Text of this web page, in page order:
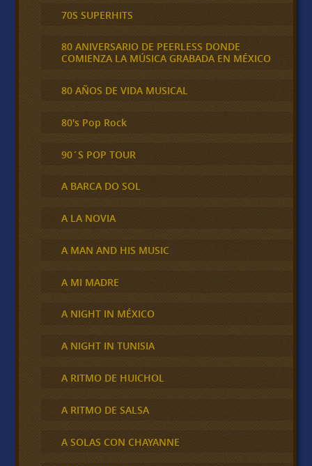
70S SUPERHITS
80 ANIVERSARIO DE PEERLESS DONDE
COMIENZA LA MÚSICA GRABADA EN MÉXICO
80 AÑOS DE VIDA MUSICAL
80's Pop Rock
90´S POP TOUR
A BARCA DO SOL
A LA NOVIA
A MAN AND HIS MUSIC
A MI MADRE
A NIGHT IN MÉXICO
A NIGHT IN TUNISIA
A RITMO DE HUICHOL
A RITMO DE SALSA
A SOLAS CON CHAYANNE